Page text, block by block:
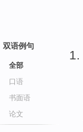
双语例句
全部
口语
书面语
论文